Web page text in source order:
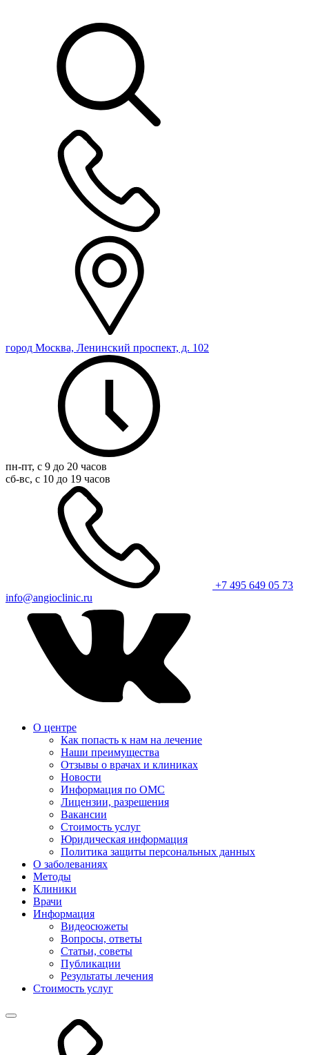
город Москва, Ленинский проспект, д. 102
пн-пт, с 9 до 20 часов
сб-вс, с 10 до 19 часов
+7 495 649 05 73
info@angioclinic.ru
О центре
Как попасть к нам на лечение
Наши преимущества
Отзывы о врачах и клиниках
Новости
Информация по ОМС
Лицензии, разрешения
Вакансии
Стоимость услуг
Юридическая информация
Политика защиты персональных данных
О заболеваниях
Методы
Клиники
Врачи
Информация
Видеосюжеты
Вопросы, ответы
Статьи, советы
Публикации
Результаты лечения
Стоимость услуг